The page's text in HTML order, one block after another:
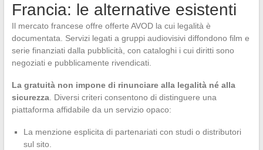
Francia: le alternative esistenti
Il mercato francese offre offerte AVOD la cui legalità è
documentata. Servizi legati a gruppi audiovisivi diffondono film e
serie finanziati dalla pubblicità, con cataloghi i cui diritti sono
negoziati e pubblicamente rivendicati.
La gratuità non impone di rinunciare alla legalità né alla
sicurezza. Diversi criteri consentono di distinguere una
piattaforma affidabile da un servizio opaco:
La menzione esplicita di partenariati con studi o distributori
sul sito.